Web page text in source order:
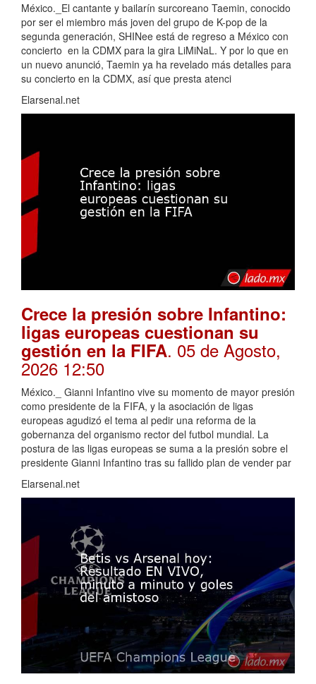
México._El cantante y bailarín surcoreano Taemin, conocido
por ser el miembro más joven del grupo de K-pop de la
segunda generación, SHINee está de regreso a México con
concierto en la CDMX para la gira LiMiNaL. Y por lo que en
un nuevo anunció, Taemin ya ha revelado más detalles para
su concierto en la CDMX, así que presta atenci
Elarsenal.net
Crece la presión sobre Infantino:
ligas europeas cuestionan su
gestión en la FIFA. 05 de Agosto,
2026 12:50
México._ Gianni Infantino vive su momento de mayor presión
como presidente de la FIFA, y la asociación de ligas
europeas agudizó el tema al pedir una reforma de la
gobernanza del organismo rector del futbol mundial. La
postura de las ligas europeas se suma a la presión sobre el
presidente Gianni Infantino tras su fallido plan de vender par
Elarsenal.net